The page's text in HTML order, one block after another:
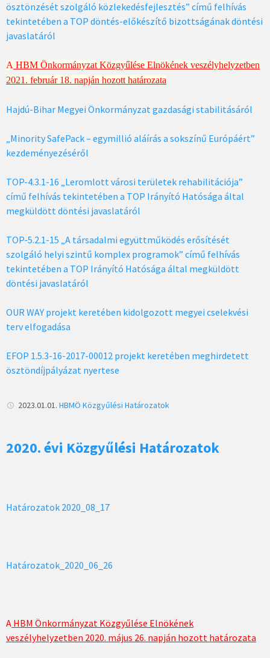
ösztönzését szolgáló közlekedésfejlesztés” című felhívás
tekintetében a TOP döntés-előkészítő bizottságának döntési
javaslatáról
A HBM Önkormányzat Közgyűlése Elnökének veszélyhelyzetben
2021. február 18. napján hozott határozata
Hajdú-Bihar Megyei Önkormányzat gazdasági stabilitásáról
„Minority SafePack – egymillió aláírás a sokszínű Európáért”
kezdeményezéséről
TOP-4.3.1-16 „Leromlott városi területek rehabilitációja”
című felhívás tekintetében a TOP Irányító Hatósága által
megküldött döntési javaslatáról
TOP-5.2.1-15 „A társadalmi együttműködés erősítését
szolgáló helyi szintű komplex programok” című felhívás
tekintetében a TOP Irányító Hatósága által megküldött
döntési javaslatáról
OUR WAY projekt keretében kidolgozott megyei cselekvési
terv elfogadása
EFOP 1.5.3-16-2017-00012 projekt keretében meghirdetett
ösztöndíjpályázat nyertese
2023.01.01. HBMÖ Közgyűlési Határozatok
2020. évi Közgyűlési Határozatok
Határozatok 2020_08_17
Határozatok_2020_06_26
A HBM Önkormányzat Közgyűlése Elnökének
veszélyhelyzetben 2020. május 26. napján hozott határozata